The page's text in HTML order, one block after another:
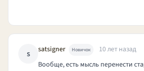
s satsigner Новичок
10 лет назад
Вообще, есть мысль перенести